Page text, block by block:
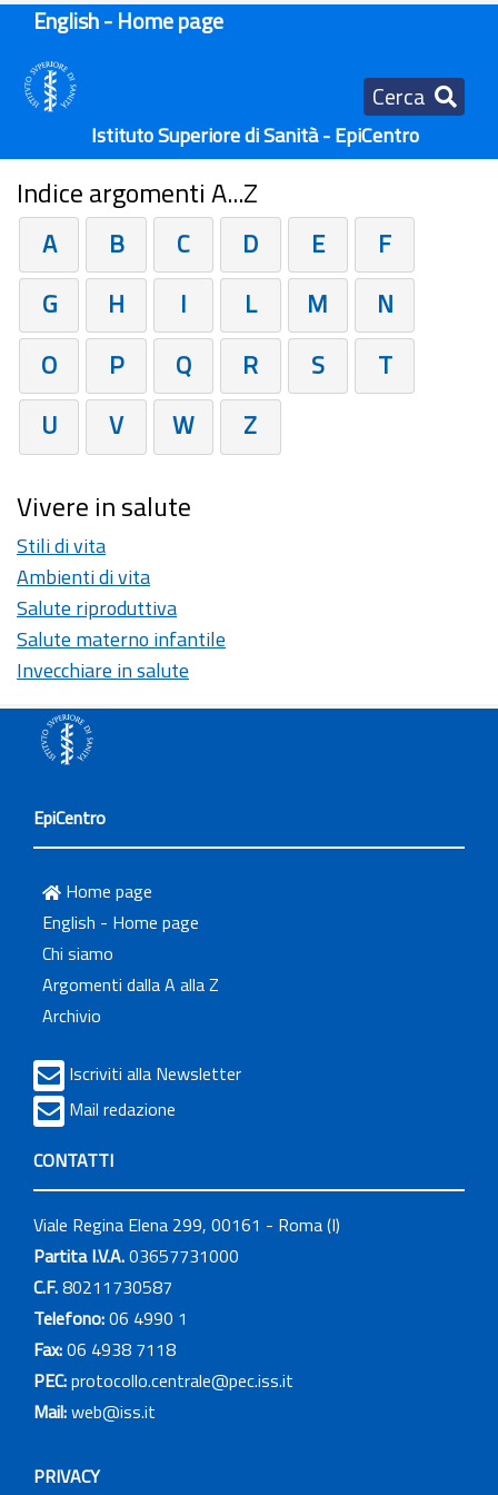
English - Home page
Cerca
Istituto Superiore di Sanità - EpiCentro
Indice argomenti A...Z
A B C D E
F
G
H I L M
N
O
P Q R S
T
U
V W Z
Vivere in salute
Stili di vita
Ambienti di vita
Salute riproduttiva
Salute materno infantile
Invecchiare in salute
EpiCentro
Home page
English - Home page
Chi siamo
Argomenti dalla A alla Z
Archivio
Iscriviti alla Newsletter
Mail redazione
CONTATTI
Viale Regina Elena 299, 00161 - Roma (I)
Partita I.V.A.03657731000
C.F.80211730587
Telefono:06 4990 1
Fax:06 4938 7118
PEC:protocollo.centrale@pec.iss.it
Mail:web@iss.it
PRIVACY